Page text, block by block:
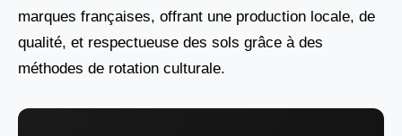
marques françaises, offrant une production locale, de
qualité, et respectueuse des sols grâce à des
méthodes de rotation culturale.